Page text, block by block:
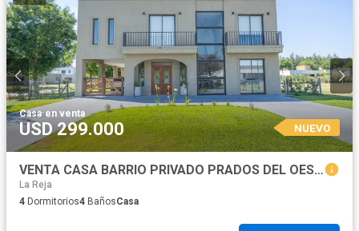
Casa·en venta
USD 299.000 NUEVO
VENTA CASA BARRIO PRIVADO PRADOS DEL OESTE
La Reja
4 Dormitorios4 BañosCasa